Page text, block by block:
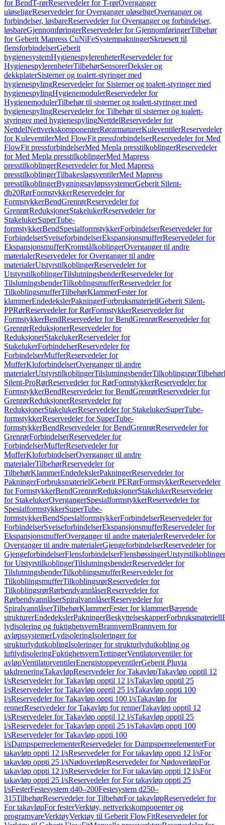
for BendT-rørReservedeler for T-rørOverganger
uløseligeReservedeler for Overganger uløseligeOverganger og
forbindelser, løsbareReservedeler for Overganger og forbindelser,
løsbareGjennomføringerReservedeler for GjennomføringerTilbehør
for Geberit Mapress CuNiFeSystempakningerSkruesett til
flensforbindelserGeberit
hygienesystemHygienespylerenheterReservedeler for
HygienespylerenheterTilbehørSensorerDeksler og
dekkplaterSisterner og toalett-styringer med
hygienespylingReservedeler for Sisterner og toalett-styringer med
hygienespylingHygienemodulerReservedeler for
HygienemodulerTilbehør til sisterner og toalett-styringer med
hygienespylingReservedeler for Tilbehør til sisterner og toalett-
styringer med hygienespylingNettdelReservedeler for
NettdelNettverkskomponenterRørarmaturerKuleventilerReservedeler
for KuleventilerMed FlowFit pressforbindelserReservedeler for Med
FlowFit pressforbindelserMed Mepla presstilkoblingerReservedeler
for Med Mepla presstilkoblingerMed Mapress
presstilkoblingerReservedeler for Med Mapress
presstilkoblingerTilbakeslagsventilerMed Mapress
presstilkoblingerBygningsavløpssystemerGeberit Silent-
db20RørFormstykkerReservedeler for
FormstykkerBendGrenrørReservedeler for
GrenrørReduksjonerStakelukerReservedeler for
StakelukerSuperTube-
formstykkerBendSpesialformstykkerForbindelserReservedeler for
ForbindelserSveiseforbindelserEkspansjonsmufferReservedeler for
EkspansjonsmufferKromstålkoblingerOverganger til andre
materialerReservedeler for Overganger til andre
materialerUtstyrstilkoblingerReservedeler for
UtstyrstilkoblingerTilslutningsbenderReservedeler for
TilslutningsbenderTilkoblingsmufferReservedeler for
TilkoblingsmufferTilbehørKlammerFester for
klammerEndedekslerPakningerForbruksmateriellGeberit Silent-
PPRørReservedeler for RørFormstykkerReservedeler for
FormstykkerBendReservedeler for BendGrenrørReservedeler for
GrenrørReduksjonerReservedeler for
ReduksjonerStakelukerReservedeler for
StakelukerForbindelserReservedeler for
ForbindelserMufferReservedeler for
MufferKloforbindelserOverganger til andre
materialerUtstyrstilkoblingerTilslutningsbenderTilkoblingsrørTilbehør
Silent-ProRørReservedeler for RørFormstykkerReservedeler for
FormstykkerBendReservedeler for BendGrenrørReservedeler for
GrenrørReduksjonerReservedeler for
ReduksjonerStakelukerReservedeler for StakelukerSuperTube-
formstykkerReservedeler for SuperTube-
formstykkerBendReservedeler for BendGrenrørReservedeler for
GrenrørForbindelserReservedeler for
ForbindelserMufferReservedeler for
MufferKloforbindelserOverganger til andre
materialerTilbehørReservedeler for
TilbehørKlammerEndedekslerPakningerReservedeler for
PakningerForbruksmateriellGeberit PERørFormstykkerReservedeler
for FormstykkerBendGrenrørReduksjonerStakelukerReservedeler
for StakelukerOvergangerSpesialformstykkerReservedeler for
SpesialformstykkerSuperTube-
formstykkerBendSpesialformstykkerForbindelserReservedeler for
ForbindelserSveiseforbindelserEkspansjonsmufferReservedeler for
EkspansjonsmufferOverganger til andre materialerReservedeler for
Overganger til andre materialerGjengeforbindelserReservedeler for
GjengeforbindelserFlensforbindelserFlensbøssingerUtstyrstilkoblinger
for UtstyrstilkoblingerTilslutningsbenderReservedeler for
TilslutningsbenderTilkobliingsmufferReservedeler for
TilkobliingsmufferTilkoblingsrørReservedeler for
TilkoblingsrørRørbendvannlåserReservedeler for
RørbendvannlåserSpiralvannlåserReservedeler for
SpiralvannlåserTilbehørKlammerFester for klammerBærende
strukturerEndedekslerPakningerBeskyttelseskapperForbruksmateriell
lydisolering og fuktighetsvernBrannvernBrannvern for
avløpssystemerLydisoleringIsoleringer for
strukturlydutkoblingIsoleringer for strukturlydutkobling og
luftlydisoleringFuktighetsvernTettingerVentilatorventiler for
avløpVentilatorventilerEnergistoppeventilerGeberit Pluvia
takdreneringTakavløpReservedeler for TakavløpTakavløp opptil 12
l/sReservedeler for Takavløp opptil 12 l/sTakavløp opptil 25
l/sReservedeler for Takavløp opptil 25 l/sTakavløp oppti 100
l/sReservedeler for Takavløp oppti 100 l/sTakavløp for
rennerReservedeler for Takavløp for rennerTakavløp opptil 12
l/sReservedeler for Takavløp opptil 12 l/sTakavløp opptil 25
l/sReservedeler for Takavløp opptil 25 l/sTakavløp oppti 100
l/sReservedeler for Takavløp oppti 100
l/sDampsperreelementerReservedeler for DampsperreelementerFor
takavløp oppti 12 l/sReservedeler for For takavløp oppti 12 l/sFor
takavløp oppti 25 l/sNødoverløpReservedeler for NødoverløpFor
takavløp oppti 12 l/sReservedeler for For takavløp oppti 12 l/sFor
takavløp oppti 25 l/sReservedeler for For takavløp oppti 25
l/sFesterFestesystem d40–200Festesystem d250–
315TilbehørReservedeler for TilbehørFor takavløpReservedeler for
For takavløpFor festerVerktøy, nettverkskomponenter og
programvareVerktøyVerktøy til Geberit FlowFitReservedeler for